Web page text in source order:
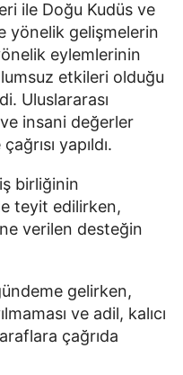
ile Doğu Kudüs ve
yönelik gelişmelerin
eylemlerinin
etkileri olduğu
Uluslararası
insani değerler
yapıldı.
birliğinin
teyit edilirken,
verilen desteğin
gelirken,
ve adil, kalıcı
çağrıda